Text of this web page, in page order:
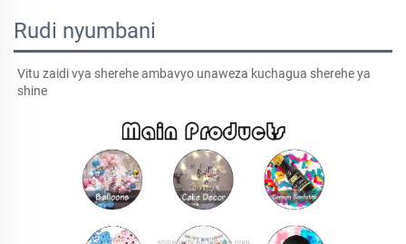
Rudi nyumbani
Vitu zaidi vya sherehe ambavyo unaweza kuchagua sherehe ya
shine